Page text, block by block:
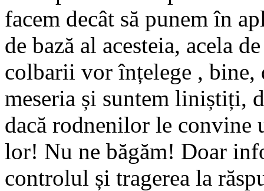
facem decât să punem în
de bază al acesteia, acela
colbarii vor înțelege , bine,
meseria și suntem liniștiți,
dacă rodnenilor le convine
lor! Nu ne băgăm! Doar
controlul și tragerea la